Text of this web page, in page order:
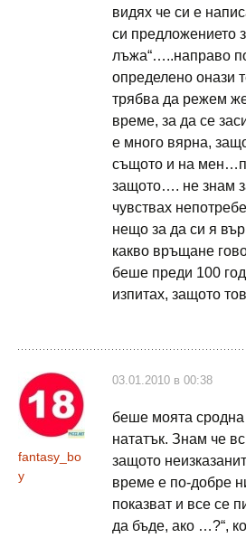
видях че си е
си предложението
лъжа“…..направо
определено онази
трябва да режем
време, за да се
е много вярна,
същото и на
защото…. не знам
чувствах
нещо за да си я
какво връщане
беше преди 100
изпитах, защото
fantasy_bo
y
03.01.2010 в 00:38
беше моята
нататък. Знам че
защото
време е по-добре
показват и все се
да бъде, ако …?“,